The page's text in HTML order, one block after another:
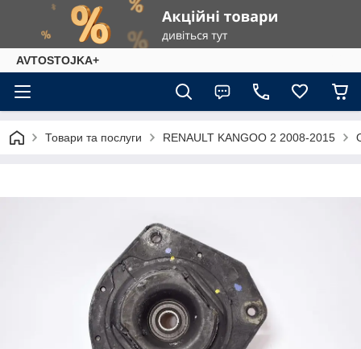
AVTOSTOJKA+
Товари та послуги RENAULT KANGOO 2 2008-2015